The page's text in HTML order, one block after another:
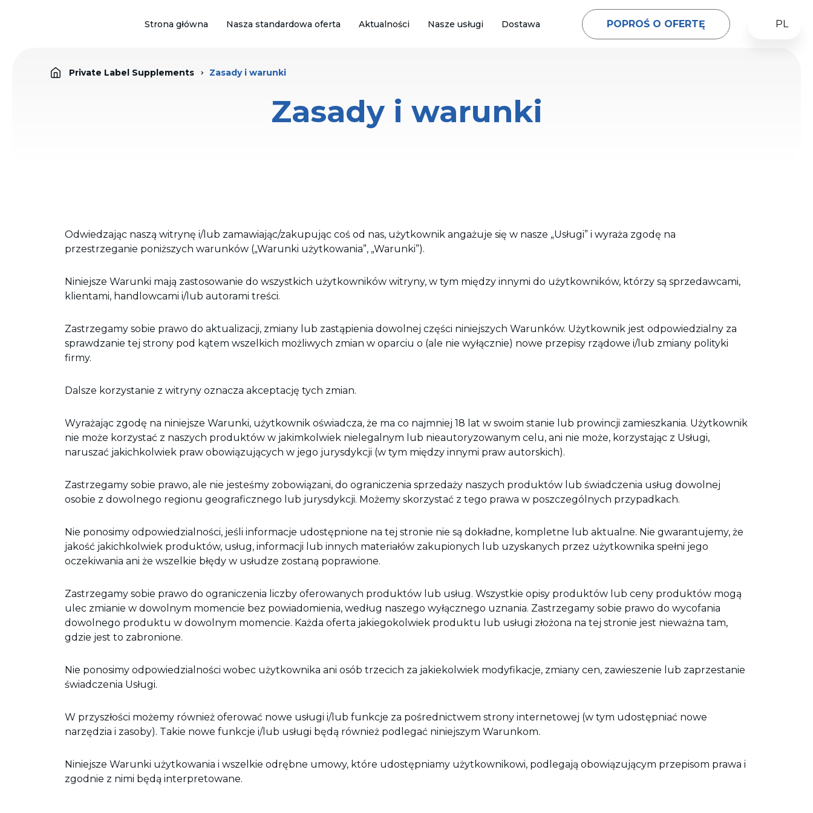
Strona główna Nasza standardowa oferta Aktualności Nasze usługi Dostawa POPROŚ O OFERTĘ PL
Private Label Supplements Zasady i warunki
Zasady i warunki
Odwiedzając naszą witrynę i/lub zamawiając/zakupując coś od nas, użytkownik angażuje się w nasze „Usługi” i wyraża zgodę na
przestrzeganie poniższych warunków („Warunki użytkowania”, „Warunki”).
Niniejsze Warunki mają zastosowanie do wszystkich użytkowników witryny, w tym między innymi do użytkowników, którzy są sprzedawcami,
klientami, handlowcami i/lub autorami treści.
Zastrzegamy sobie prawo do aktualizacji, zmiany lub zastąpienia dowolnej części niniejszych Warunków. Użytkownik jest odpowiedzialny za
sprawdzanie tej strony pod kątem wszelkich możliwych zmian w oparciu o (ale nie wyłącznie) nowe przepisy rządowe i/lub zmiany polityki
firmy.
Dalsze korzystanie z witryny oznacza akceptację tych zmian.
Wyrażając zgodę na niniejsze Warunki, użytkownik oświadcza, że ma co najmniej 18 lat w swoim stanie lub prowincji zamieszkania. Użytkownik
nie może korzystać z naszych produktów w jakimkolwiek nielegalnym lub nieautoryzowanym celu, ani nie może, korzystając z Usługi,
naruszać jakichkolwiek praw obowiązujących w jego jurysdykcji (w tym między innymi praw autorskich).
Zastrzegamy sobie prawo, ale nie jesteśmy zobowiązani, do ograniczenia sprzedaży naszych produktów lub świadczenia usług dowolnej
osobie z dowolnego regionu geograficznego lub jurysdykcji. Możemy skorzystać z tego prawa w poszczególnych przypadkach.
Nie ponosimy odpowiedzialności, jeśli informacje udostępnione na tej stronie nie są dokładne, kompletne lub aktualne. Nie gwarantujemy, że
jakość jakichkolwiek produktów, usług, informacji lub innych materiałów zakupionych lub uzyskanych przez użytkownika spełni jego
oczekiwania ani że wszelkie błędy w usłudze zostaną poprawione.
Zastrzegamy sobie prawo do ograniczenia liczby oferowanych produktów lub usług. Wszystkie opisy produktów lub ceny produktów mogą
ulec zmianie w dowolnym momencie bez powiadomienia, według naszego wyłącznego uznania. Zastrzegamy sobie prawo do wycofania
dowolnego produktu w dowolnym momencie. Każda oferta jakiegokolwiek produktu lub usługi złożona na tej stronie jest nieważna tam,
gdzie jest to zabronione.
Nie ponosimy odpowiedzialności wobec użytkownika ani osób trzecich za jakiekolwiek modyfikacje, zmiany cen, zawieszenie lub zaprzestanie
świadczenia Usługi.
W przyszłości możemy również oferować nowe usługi i/lub funkcje za pośrednictwem strony internetowej (w tym udostępniać nowe
narzędzia i zasoby). Takie nowe funkcje i/lub usługi będą również podlegać niniejszym Warunkom.
Niniejsze Warunki użytkowania i wszelkie odrębne umowy, które udostępniamy użytkownikowi, podlegają obowiązującym przepisom prawa i
zgodnie z nimi będą interpretowane.